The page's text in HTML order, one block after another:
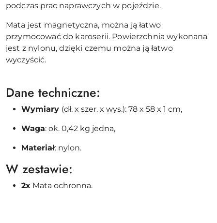
podczas prac naprawczych w pojeździe.
Mata jest magnetyczna, można ją łatwo
przymocować do karoserii. Powierzchnia wykonana
jest z nylonu, dzięki czemu można ją łatwo
wyczyścić.
Dane techniczne:
Wymiary (dł. x szer. x wys.): 78 x 58 x 1 cm,
Waga: ok. 0,42 kg jedna,
Materiał: nylon.
W zestawie:
2x Mata ochronna.